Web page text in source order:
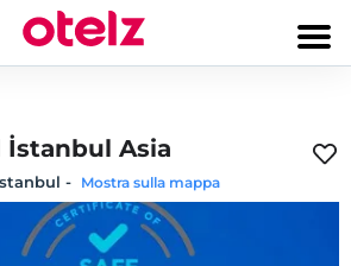
İstanbul Asia
- Mostra sulla mappa